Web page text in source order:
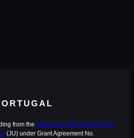
from the European High-Performance
(JU) under Grant Agreement No.